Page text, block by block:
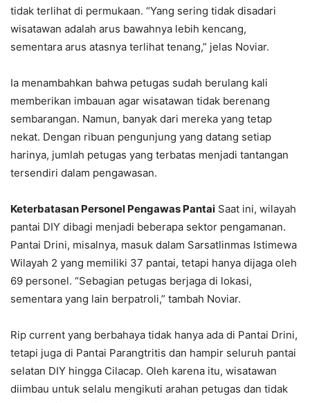
tidak terlihat di permukaan. “Yang sering tidak disadari
wisatawan adalah arus bawahnya lebih kencang,
sementara arus atasnya terlihat tenang,” jelas Noviar.
Ia menambahkan bahwa petugas sudah berulang kali
memberikan imbauan agar wisatawan tidak berenang
sembarangan. Namun, banyak dari mereka yang tetap
nekat. Dengan ribuan pengunjung yang datang setiap
harinya, jumlah petugas yang terbatas menjadi tantangan
tersendiri dalam pengawasan.
Keterbatasan Personel Pengawas Pantai Saat ini, wilayah
pantai DIY dibagi menjadi beberapa sektor pengamanan.
Pantai Drini, misalnya, masuk dalam Sarsatlinmas Istimewa
Wilayah 2 yang memiliki 37 pantai, tetapi hanya dijaga oleh
69 personel. “Sebagian petugas berjaga di lokasi,
sementara yang lain berpatroli,” tambah Noviar.
Rip current yang berbahaya tidak hanya ada di Pantai Drini,
tetapi juga di Pantai Parangtritis dan hampir seluruh pantai
selatan DIY hingga Cilacap. Oleh karena itu, wisatawan
diimbau untuk selalu mengikuti arahan petugas dan tidak